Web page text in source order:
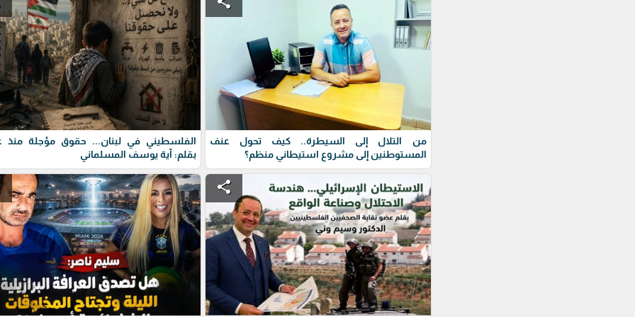
من التلال إلى السيطرة.. كيف تحول عنف
المستوطنين إلى مشروع استيطاني منظم؟
الفلسطيني في لبنان... حقوق مؤجلة منذ
بقلم: آية يوسف المسلماني
share